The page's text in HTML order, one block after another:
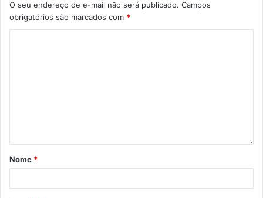
O seu endereço de e-mail não será publicado. Campos
obrigatórios são marcados com *
Nome *